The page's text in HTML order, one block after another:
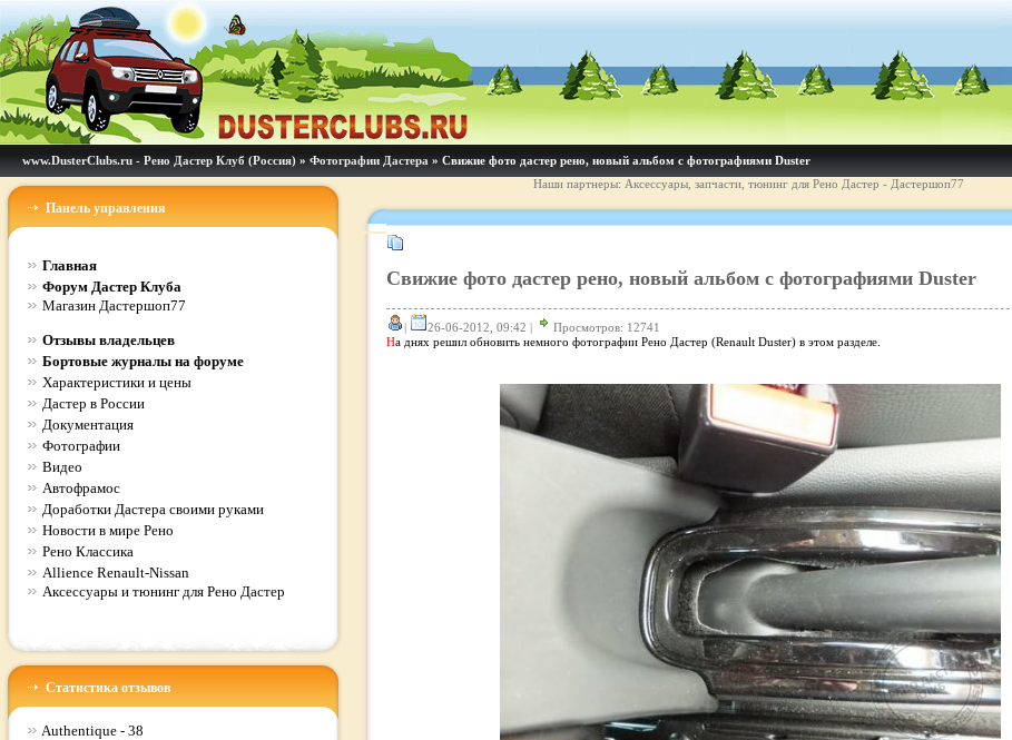
www.DusterClubs.ru - Рено Дастер Клуб (Россия) » Фотографии Дастера » Свижие фото дастер рено, новый альбом с фотографиями Duster
Панель управления
Главная
Форум Дастер Клуба
Магазин Дастершоп77
Отзывы владельцев
Бортовые журналы на форуме
Характеристики и цены
Дастер в России
Документация
Фотографии
Видео
Автофрамос
Доработки Дастера своими руками
Новости в мире Рено
Рено Классика
Allience Renault-Nissan
Аксессуары и тюнинг для Рено Дастер
Статистика отзывов
Authentique - 38
Наши партнеры: Аксессуары, запчасти, тюнинг для Рено Дастер - Дастершоп77
Свижие фото дастер рено, новый альбом с фотографиями Duster
| 26-06-2012, 09:42 | Просмотров: 12741
На днях решил обновить немного фотографии Рено Дастер (Renault Duster) в этом разделе.